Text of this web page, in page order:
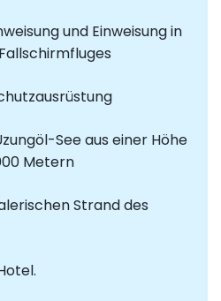
und Einweisung in
See aus einer Höhe
Metern
Strand des